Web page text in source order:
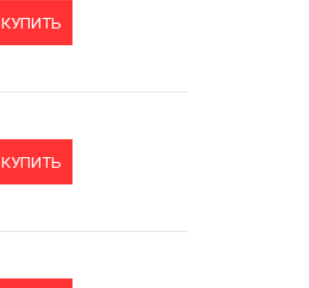
КУПИТЬ
КУПИТЬ